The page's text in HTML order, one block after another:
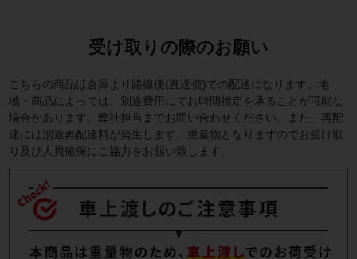
受け取りの際のお願い
こちらの商品は倉庫より路線便(直送便)での配送になります。地
域・商品によっては、別途費用にてお時間指定を承ることが可能な
場合があります。弊社担当までお問い合わせください。また、再配
達には別途再配達料が発生します。重量物となりますのでお受け取
り及び人員確保にご協力をお願い致します。